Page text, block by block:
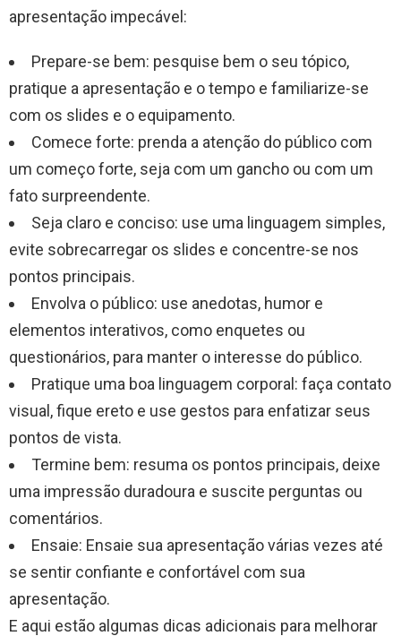
apresentação impecável:
Prepare-se bem: pesquise bem o seu tópico,
pratique a apresentação e o tempo e familiarize-se
com os slides e o equipamento.
Comece forte: prenda a atenção do público com
um começo forte, seja com um gancho ou com um
fato surpreendente.
Seja claro e conciso: use uma linguagem simples,
evite sobrecarregar os slides e concentre-se nos
pontos principais.
Envolva o público: use anedotas, humor e
elementos interativos, como enquetes ou
questionários, para manter o interesse do público.
Pratique uma boa linguagem corporal: faça contato
visual, fique ereto e use gestos para enfatizar seus
pontos de vista.
Termine bem: resuma os pontos principais, deixe
uma impressão duradoura e suscite perguntas ou
comentários.
Ensaie: Ensaie sua apresentação várias vezes até
se sentir confiante e confortável com sua
apresentação.
E aqui estão algumas dicas adicionais para melhorar